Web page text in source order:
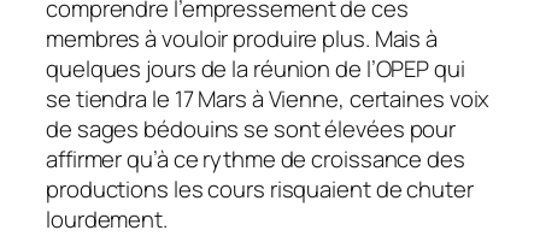
comprendre l’empressement de ces
membres à vouloir produire plus. Mais à
quelques jours de la réunion de l’OPEP qui
se tiendra le 17 Mars à Vienne, certaines voix
de sages bédouins se sont élevées pour
affirmer qu’à ce rythme de croissance des
productions les cours risquaient de chuter
lourdement.